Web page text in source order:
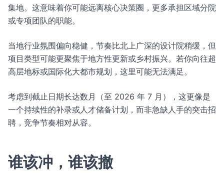
集地。这意味着你可能远离核心决策圈，更多承担区域分院
或专项团队的职能。
当地行业氛围偏向稳健，节奏比北上广深的设计院稍缓，但
项目类型可能更聚焦于地方性更新或乡村振兴。若你向往超
高层地标或国际化大都市规划，这里可能无法满足。
考虑到截止日期长达数月（至 2026 年 7 月），这更像是
一个持续性的补录或人才储备计划，而非急缺人手的突击招
聘，竞争节奏相对从容。
谁该冲，谁该撤